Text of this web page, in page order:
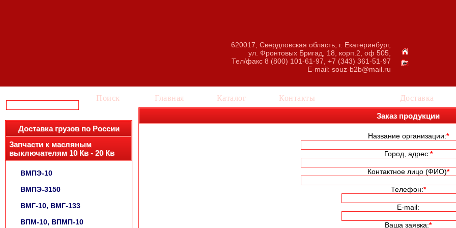
620017, Свердловская область, г. Екатеринбург,
ул. Фронтовых Бригад, 18, корп.2, оф 505,
Тел/факс 8 (800) 101-61-97, +7 (343) 361-51-97
E-mail: souz-b2b@mail.ru
Поиск
Доставка грузов по России
Запчасти к масляным
выключателям 10 Кв - 20 Кв
ВМПЭ-10
ВМПЭ-3150
ВМГ-10, ВМГ-133
ВПМ-10, ВПМП-10
Главная Каталог Контакты Доставка
Заказ продукции
Название организации:*
Город, адрес:*
Контактное лицо (ФИО)*
Телефон:*
E-mail:
Ваша заявка:*